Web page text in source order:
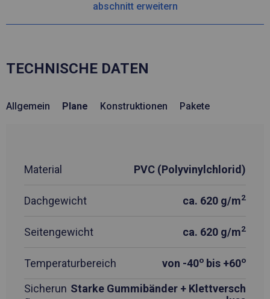
abschnitt erweitern
TECHNISCHE DATEN
Allgemein Plane Konstruktionen Pakete
Material PVC (Polyvinylchlorid)
Dachgewicht ca. 620 g/m2
Seitengewicht ca. 620 g/m2
Temperaturbereich von -40o bis +60o
Sicherun Starke Gummibänder + Klettversch